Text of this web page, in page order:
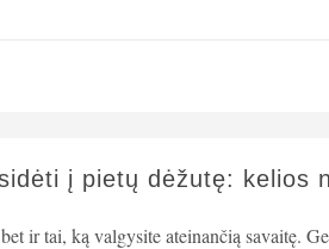
į pietų dėžutę: kelios
ir tai, ką valgysite ateinančią savaitę.